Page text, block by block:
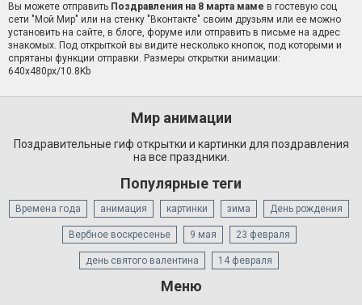
Вы можете отправить Поздравления на 8 марта маме в гостевую соц
сети "Мой Мир" или на стенку "Вконтакте" своим друзьям или ее можно
установить на сайте, в блоге, форуме или отправить в письме на адрес
знакомых. Под открыткой вы видите несколько кнопок, под которыми и
спрятаны функции отправки. Размеры открытки анимации:
640x480px/10.8Kb
Мир анимации
Поздравительные гиф открытки и картинки для поздравления
на все праздники.
Популярные теги
Времена года анимация картинки зима День рождения
Вербное воскресенье 9 мая 23 февраля
день святого валентина 14 февраля
Меню